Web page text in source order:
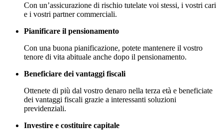
Con un’assicurazione di rischio tutelate voi stessi, i vostri cari
e i vostri partner commerciali.
Pianificare il pensionamento
Con una buona pianificazione, potete mantenere il vostro
tenore di vita abituale anche dopo il pensionamento.
Beneficiare dei vantaggi fiscali
Ottenete di più dal vostro denaro nella terza età e beneficiate
dei vantaggi fiscali grazie a interessanti soluzioni
previdenziali.
Investire e costituire capitale